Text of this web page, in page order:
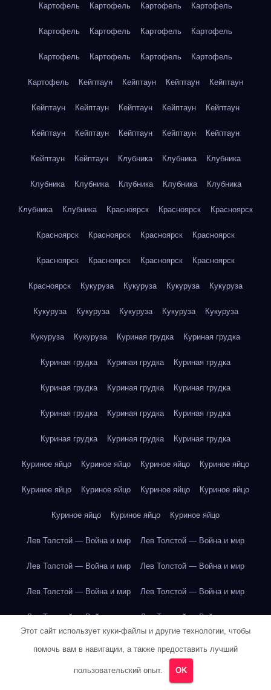
Картофель Картофель Картофель Картофель
Картофель Картофель Картофель Картофель
Картофель Картофель Картофель Картофель
Картофель Кейптаун Кейптаун Кейптаун Кейптаун
Кейптаун Кейптаун Кейптаун Кейптаун Кейптаун
Кейптаун Кейптаун Кейптаун Кейптаун Кейптаун
Кейптаун Кейптаун Клубника Клубника Клубника
Клубника Клубника Клубника Клубника Клубника
Клубника Клубника Красноярск Красноярск Красноярск
Красноярск Красноярск Красноярск Красноярск
Красноярск Красноярск Красноярск Красноярск
Красноярск Кукуруза Кукуруза Кукуруза Кукуруза
Кукуруза Кукуруза Кукуруза Кукуруза Кукуруза
Кукуруза Кукуруза Куриная грудка Куриная грудка
Куриная грудка Куриная грудка Куриная грудка
Куриная грудка Куриная грудка Куриная грудка
Куриная грудка Куриная грудка Куриная грудка
Куриная грудка Куриная грудка Куриная грудка
Куриное яйцо Куриное яйцо Куриное яйцо Куриное яйцо
Куриное яйцо Куриное яйцо Куриное яйцо Куриное яйцо
Куриное яйцо Куриное яйцо Куриное яйцо
Лев Толстой — Война и мир Лев Толстой — Война и мир
Лев Толстой — Война и мир Лев Толстой — Война и мир
Лев Толстой — Война и мир Лев Толстой — Война и мир
Лев Толстой — Война и мир Лев Толстой — Война и мир
Лев Толстой — Война и мир Лев Толстой — Война и мир
Этот сайт использует куки-файлы и другие технологии, чтобы
помочь вам в навигации, а также предоставить лучший
пользовательский опыт. OK